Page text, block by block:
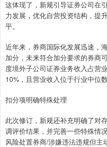
这体现了，新规引导证券公司在
力发展，优化自营投资结构，提
平。
近年来，券商国际化发展迅速，
加分，未来符合加分要求的券商
度境外子公司证券业务收入占营
10%，且营业收入位于行业中位
扣分项明确特殊处理
此次修订，新规还补充明确了对
调评价结果，并完善一些特殊情
风险处置券商/涉嫌违法违规但主